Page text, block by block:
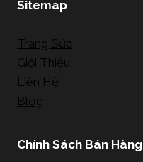
Sitemap
Trang Sức
Giới Thiệu
Liên Hệ
Blog
Chính Sách Bán Hàng